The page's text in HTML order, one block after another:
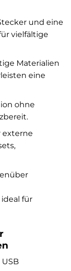
und eine
vielfältige
Materialien
eine
ohne
für